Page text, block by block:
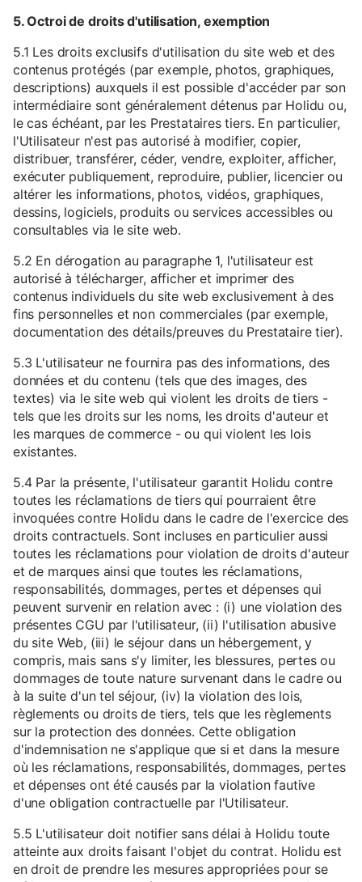
5. Octroi de droits d'utilisation, exemption
5.1 Les droits exclusifs d'utilisation du site web et des
contenus protégés (par exemple, photos, graphiques,
descriptions) auxquels il est possible d'accéder par son
intermédiaire sont généralement détenus par Holidu ou,
le cas échéant, par les Prestataires tiers. En particulier,
l'Utilisateur n'est pas autorisé à modifier, copier,
distribuer, transférer, céder, vendre, exploiter, afficher,
exécuter publiquement, reproduire, publier, licencier ou
altérer les informations, photos, vidéos, graphiques,
dessins, logiciels, produits ou services accessibles ou
consultables via le site web.
5.2 En dérogation au paragraphe 1, l'utilisateur est
autorisé à télécharger, afficher et imprimer des
contenus individuels du site web exclusivement à des
fins personnelles et non commerciales (par exemple,
documentation des détails/preuves du Prestataire tier).
5.3 L'utilisateur ne fournira pas des informations, des
données et du contenu (tels que des images, des
textes) via le site web qui violent les droits de tiers -
tels que les droits sur les noms, les droits d'auteur et
les marques de commerce - ou qui violent les lois
existantes.
5.4 Par la présente, l'utilisateur garantit Holidu contre
toutes les réclamations de tiers qui pourraient être
invoquées contre Holidu dans le cadre de l'exercice des
droits contractuels. Sont incluses en particulier aussi
toutes les réclamations pour violation de droits d'auteur
et de marques ainsi que toutes les réclamations,
responsabilités, dommages, pertes et dépenses qui
peuvent survenir en relation avec : (i) une violation des
présentes CGU par l'utilisateur, (ii) l'utilisation abusive
du site Web, (iii) le séjour dans un hébergement, y
compris, mais sans s'y limiter, les blessures, pertes ou
dommages de toute nature survenant dans le cadre ou
à la suite d'un tel séjour, (iv) la violation des lois,
règlements ou droits de tiers, tels que les règlements
sur la protection des données. Cette obligation
d'indemnisation ne s'applique que si et dans la mesure
où les réclamations, responsabilités, dommages, pertes
et dépenses ont été causés par la violation fautive
d'une obligation contractuelle par l'Utilisateur.
5.5 L'utilisateur doit notifier sans délai à Holidu toute
atteinte aux droits faisant l'objet du contrat. Holidu est
en droit de prendre les mesures appropriées pour se